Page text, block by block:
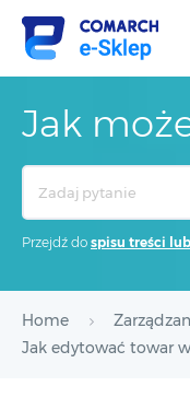
Jak
Przejdź do spisu treści
Home
Jak edytować towar